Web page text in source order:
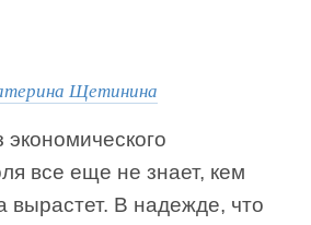
Щетинина
все еще не знает, кем
вырастет. В надежде, что